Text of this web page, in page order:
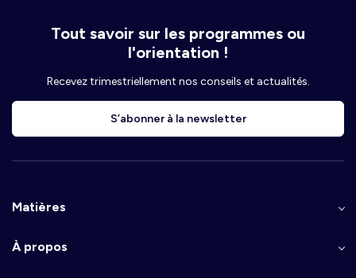
Tout savoir sur les programmes ou
l'orientation !
Recevez trimestriellement nos conseils et actualités.
S’abonner à la newsletter
Matières
À propos